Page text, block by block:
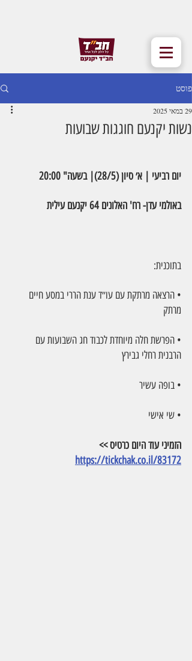
פוסט
נשות יקנעם חוגגות שבועות
29 במאי 2025
יום רביעי | א׳ סיון (28/5)| בשעה" 20:00
באולמי עדן- רח' האלונים 64 יקנעם עילית
בתוכנית:
• הרצאה מרתקת עם עו״ד ענת הררי במסע חיים
מרתק
• הפרשת חלה מיוחדת לכבוד חג השבועות עם
הרבנית רחלי גבירץ
• בופה עשיר
• שי אישי
הזמיני עוד היום כרטיס >>
https://tickchak.co.il/83172